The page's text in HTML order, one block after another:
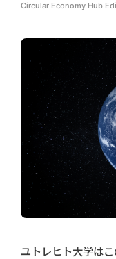
Circular Economy Hub
ユトレヒト大学は